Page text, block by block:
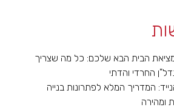
הבית הבא שלכם: כל מה שצריך
החרדי והדתי
המדריך המלא לפתרונות בנייה
ומהירה